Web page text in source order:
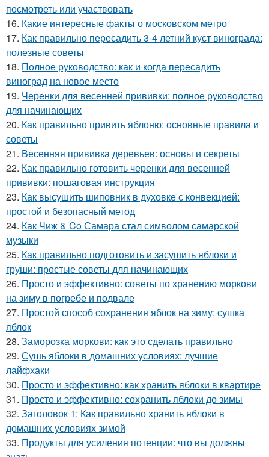
посмотреть или участвовать
16. Какие интересные факты о московском метро
17. Как правильно пересадить 3-4 летний куст винограда:
полезные советы
18. Полное руководство: как и когда пересадить
виноград на новое место
19. Черенки для весенней прививки: полное руководство
для начинающих
20. Как правильно привить яблоню: основные правила и
советы
21. Весенняя прививка деревьев: основы и секреты
22. Как правильно готовить черенки для весенней
прививки: пошаговая инструкция
23. Как высушить шиповник в духовке с конвекцией:
простой и безопасный метод
24. Как Чиж & Co Самара стал символом самарской
музыки
25. Как правильно подготовить и засушить яблоки и
груши: простые советы для начинающих
26. Просто и эффективно: советы по хранению моркови
на зиму в погребе и подвале
27. Простой способ сохранения яблок на зиму: сушка
яблок
28. Заморозка моркови: как это сделать правильно
29. Сушь яблоки в домашних условиях: лучшие
лайфхаки
30. Просто и эффективно: как хранить яблоки в квартире
31. Просто и эффективно: сохранить яблоки до зимы
32. Заголовок 1: Как правильно хранить яблоки в
домашних условиях зимой
33. Продукты для усиления потенции: что вы должны